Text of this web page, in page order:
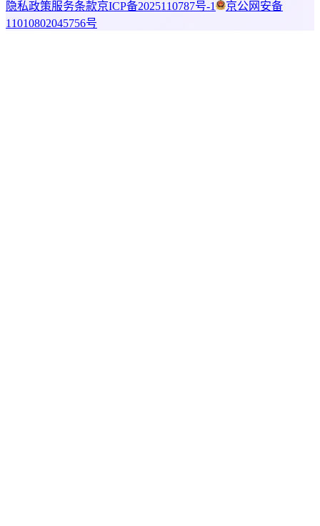
隐私政策服务条款京ICP备2025110787号-1
京公网安备
11010802045756号